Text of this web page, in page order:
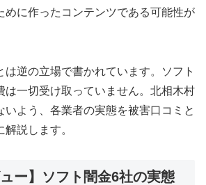
めに作ったコンテンツである可能性が
は逆の立場で書かれています。ソフト
は一切受け取っていません。北相木村
いよう、各業者の実態を被害口コミと
説します。
ュー】ソフト闇金6社の実態